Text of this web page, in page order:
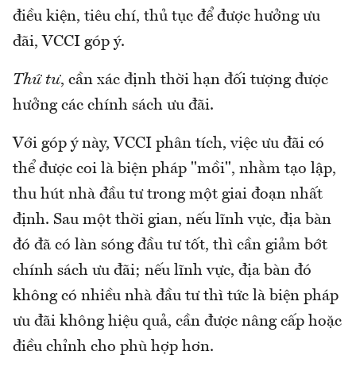
điều kiện, tiêu chí, thủ tục để được hưởng ưu
đãi, VCCI góp ý.
Thứ tư, cần xác định thời hạn đối tượng được
hưởng các chính sách ưu đãi.
Với góp ý này, VCCI phân tích, việc ưu đãi có
thể được coi là biện pháp "mồi", nhằm tạo lập,
thu hút nhà đầu tư trong một giai đoạn nhất
định. Sau một thời gian, nếu lĩnh vực, địa bàn
đó đã có làn sóng đầu tư tốt, thì cần giảm bớt
chính sách ưu đãi; nếu lĩnh vực, địa bàn đó
không có nhiều nhà đầu tư thì tức là biện pháp
ưu đãi không hiệu quả, cần được nâng cấp hoặc
điều chỉnh cho phù hợp hơn.